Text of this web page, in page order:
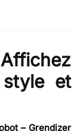
et
– Grendizer